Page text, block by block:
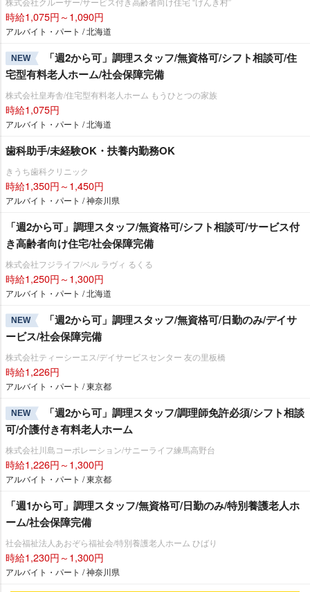
時給1,075円～1,090円
アルバイト・パート / 北海道
NEW
「週2から可」調理スタッフ/無資格可/シフト相談可/住
宅型有料老人ホーム/社会保障完備
株式会社皇寿舎/住宅型有料老人ホーム もうひとつの家族
時給1,075円
アルバイト・パート / 北海道
歯科助手/未経験OK・扶養内勤務OK
きうち歯科クリニック
時給1,350円～1,450円
アルバイト・パート / 神奈川県
「週2から可」調理スタッフ/無資格可/シフト相談可/サービス付
き高齢者向け住宅/社会保障完備
株式会社フジライフ/ベル ラヴィ るくる
時給1,250円～1,300円
アルバイト・パート / 北海道
NEW
「週2から可」調理スタッフ/無資格可/日勤のみ/デイサ
ービス/社会保障完備
株式会社ティーシーエス/デイサービスセンター 友の里板橋
時給1,226円
アルバイト・パート / 東京都
NEW
「週2から可」調理スタッフ/調理師免許必須/シフト相談
可/介護付き有料老人ホーム
株式会社川島コーポレーション/サニーライフ練馬高野台
時給1,226円～1,300円
アルバイト・パート / 東京都
「週1から可」調理スタッフ/無資格可/日勤のみ/特別養護老人ホ
ーム/社会保障完備
社会福祉法人あおぞら福祉会/特別養護老人ホーム ひばり
時給1,230円～1,300円
アルバイト・パート / 神奈川県